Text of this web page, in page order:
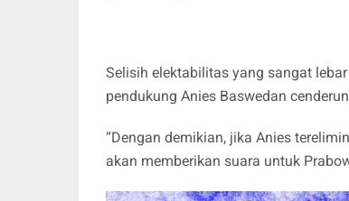
Selisih elektabilitas yang sangat
pendukung Anies Baswedan
“Dengan demikian, jika Anies
akan memberikan suara untuk